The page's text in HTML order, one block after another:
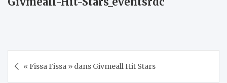
de « Fissa Fissa » dans Givmeall Hit Stars